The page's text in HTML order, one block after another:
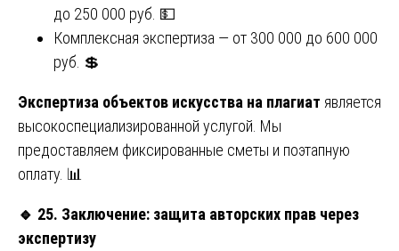
до 250 000 руб. 💵
Комплексная экспертиза — от 300 000 до 600 000
руб. 💲
Экспертиза объектов искусства на плагиат является
высокоспециализированной услугой. Мы
предоставляем фиксированные сметы и поэтапную
оплату. 📊
🔹 25. Заключение: защита авторских прав через
экспертизу